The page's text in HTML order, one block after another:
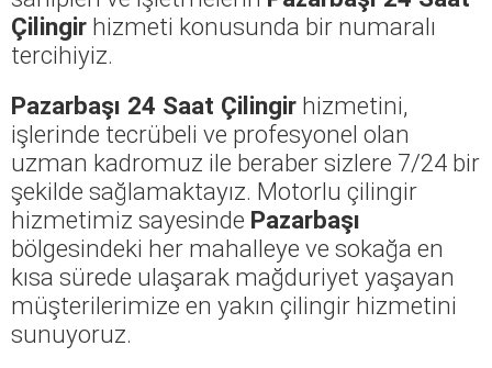
Çilingir hizmeti konusunda bir numaralı
tercihiyiz.
Pazarbaşı 24 Saat Çilingir hizmetini,
işlerinde tecrübeli ve profesyonel olan
uzman kadromuz ile beraber sizlere 7/24 bir
şekilde sağlamaktayız. Motorlu çilingir
hizmetimiz sayesinde Pazarbaşı
bölgesindeki her mahalleye ve sokağa en
kısa sürede ulaşarak mağduriyet yaşayan
müşterilerimize en yakın çilingir hizmetini
sunuyoruz.